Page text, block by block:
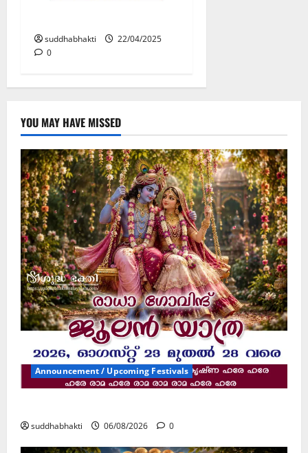
suddhabhakti
22/04/2025
0
YOU MAY HAVE MISSED
Announcement / Upcoming Festivals
suddhabhakti 06/08/2026 0